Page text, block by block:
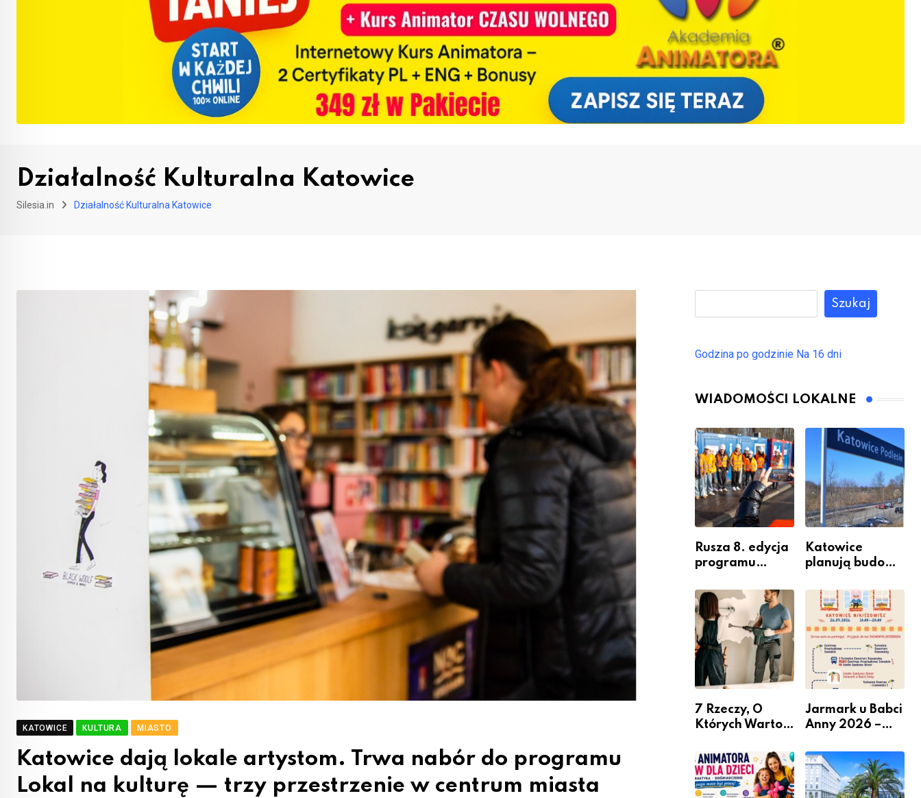
Działalność Kulturalna Katowice
Silesia.in Działalność Kulturalna Katowice
KATOWICE KULTURA MIASTO
Katowice dają lokale artystom. Trwa nabór do programu
Lokal na kulturę — trzy przestrzenie w centrum miasta
Szukaj
Godzina po godzinie Na 16 dni
WIADOMOŚCI LOKALNE
Rusza 8. edycja
programu
Miastem
Fachowców” –
nabór dla
przedsiębiorców
Katowice
planują budowę
przesiadkoweg
o w Podlesiu
7 Rzeczy, O
Których Warto
Remontem
Mieszkania
Jarmark u Babci
Anny 2026 –